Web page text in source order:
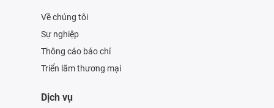
Về chúng tôi
Sự nghiệp
Thông cáo báo chí
Triển lãm thương mại
Dịch vụ